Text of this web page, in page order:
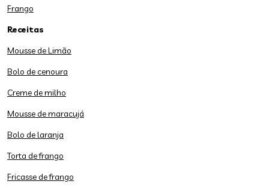
Frango
Receitas
Mousse de Limão
Bolo de cenoura
Creme de milho
Mousse de maracujá
Bolo de laranja
Torta de frango
Fricasse de frango